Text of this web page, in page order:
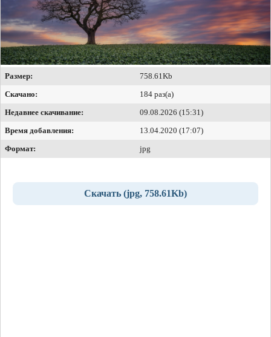
Размер:
758.61Kb
Скачано:
184 раз(а)
Недавнее скачивание:
09.08.2026 (15:31)
Время добавления:
13.04.2020 (17:07)
Формат:
jpg
Скачать (jpg, 758.61Kb)